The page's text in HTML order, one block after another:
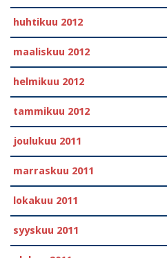
huhtikuu 2012
maaliskuu 2012
helmikuu 2012
tammikuu 2012
joulukuu 2011
marraskuu 2011
lokakuu 2011
syyskuu 2011